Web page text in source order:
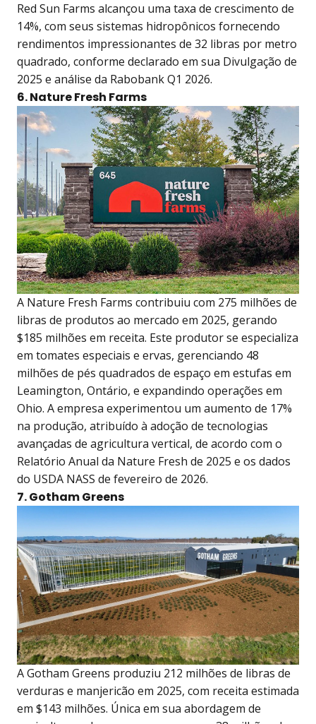
Red Sun Farms alcançou uma taxa de crescimento de
14%, com seus sistemas hidropônicos fornecendo
rendimentos impressionantes de 32 libras por metro
quadrado, conforme declarado em sua Divulgação de
2025 e análise da Rabobank Q1 2026.
6. Nature Fresh Farms
A Nature Fresh Farms contribuiu com 275 milhões de
libras de produtos ao mercado em 2025, gerando
$185 milhões em receita. Este produtor se especializa
em tomates especiais e ervas, gerenciando 48
milhões de pés quadrados de espaço em estufas em
Leamington, Ontário, e expandindo operações em
Ohio. A empresa experimentou um aumento de 17%
na produção, atribuído à adoção de tecnologias
avançadas de agricultura vertical, de acordo com o
Relatório Anual da Nature Fresh de 2025 e os dados
do USDA NASS de fevereiro de 2026.
7. Gotham Greens
A Gotham Greens produziu 212 milhões de libras de
verduras e manjericão em 2025, com receita estimada
em $143 milhões. Única em sua abordagem de